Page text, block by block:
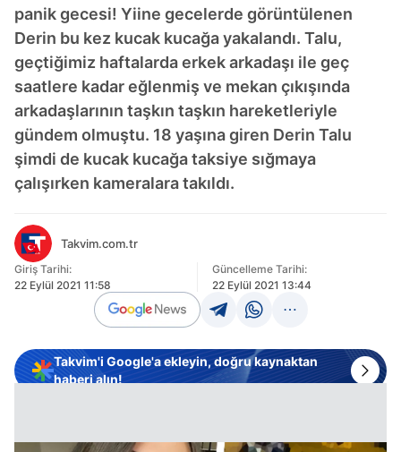
panik gecesi! Yiine gecelerde görüntülenen
Derin bu kez kucak kucağa yakalandı. Talu,
geçtiğimiz haftalarda erkek arkadaşı ile geç
saatlere kadar eğlenmiş ve mekan çıkışında
arkadaşlarının taşkın taşkın hareketleriyle
gündem olmuştu. 18 yaşına giren Derin Talu
şimdi de kucak kucağa taksiye sığmaya
çalışırken kameralara takıldı.
Takvim.com.tr
Giriş Tarihi:
22 Eylül 2021 11:58
Güncelleme Tarihi:
22 Eylül 2021 13:44
Takvim'i Google'a ekleyin, doğru kaynaktan
haberi alın!